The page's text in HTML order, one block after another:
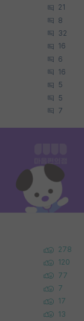
21
8
32
16
6
16
5
5
7
278
120
77
7
17
13